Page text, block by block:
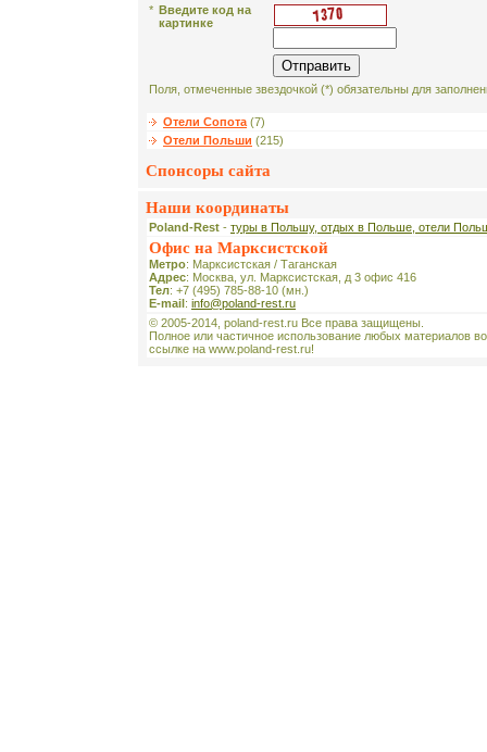
* Введите код на
картинке
Поля, отмеченные звездочкой (*) обязательны для
Отели Сопота(7)
Отели Польши (215)
Спонсоры сайта
Наши координаты
Poland-Rest - туры в Польшу, отдых в Польше, отели
Офис на Марксистской
Метро: Марксистская / Таганская
Адрес: Москва, ул. Марксистская, д 3 офис 416
Тел: +7 (495) 785-88-10 (мн.)
E-mail: info@poland-rest.ru
© 2005-2014, poland-rest.ru Все права защищены.
Полное или частичное использование любых материалов
ссылке на www.poland-rest.ru!